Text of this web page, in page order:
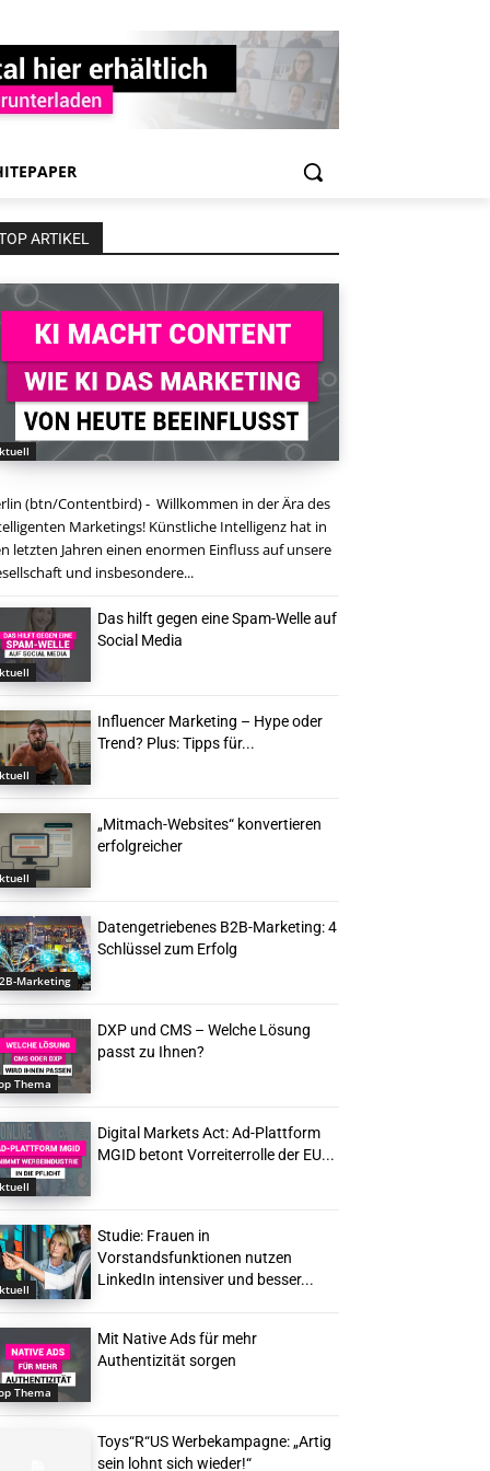
ARTIKEL
(btn/Contentbird) - Willkommen in der Ära des
Marketings! Künstliche Intelligenz hat in
letzten Jahren einen enormen Einfluss auf unsere
und insbesondere...
Das hilft gegen eine Spam-Welle auf
Social Media
Influencer Marketing – Hype oder
Trend? Plus: Tipps für...
„Mitmach-Websites“ konvertieren
erfolgreicher
Marketing
Datengetriebenes B2B-Marketing: 4
Schlüssel zum Erfolg
Thema
DXP und CMS – Welche Lösung
passt zu Ihnen?
Digital Markets Act: Ad-Plattform
MGID betont Vorreiterrolle der EU...
Studie: Frauen in
Vorstandsfunktionen nutzen
LinkedIn intensiver und besser...
Thema
Mit Native Ads für mehr
Authentizität sorgen
Toys“R“US Werbekampagne: „Artig
sein lohnt sich wieder!“